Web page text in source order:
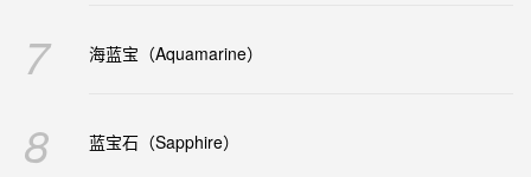
7 海蓝宝（Aquamarine）
8 蓝宝石（Sapphire）